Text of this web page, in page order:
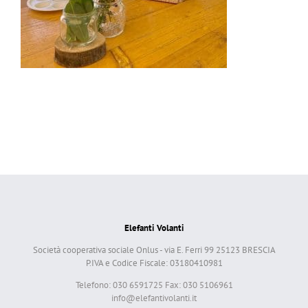
Elefanti Volanti
Società cooperativa sociale Onlus - via E. Ferri 99 25123 BRESCIA
P.IVA e Codice Fiscale: 03180410981
Telefono: 030 6591725 Fax: 030 5106961
info@elefantivolanti.it